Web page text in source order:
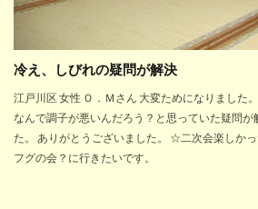
冷え、しびれの疑問が解決
江戸川区 女性 Ｏ．Ｍさん 大変ためになりました
なんで調子が悪いんだろう？と思っていた疑問が
た。 ありがとうございました。 ☆二次会楽しか
フグの会？に行きたいです。